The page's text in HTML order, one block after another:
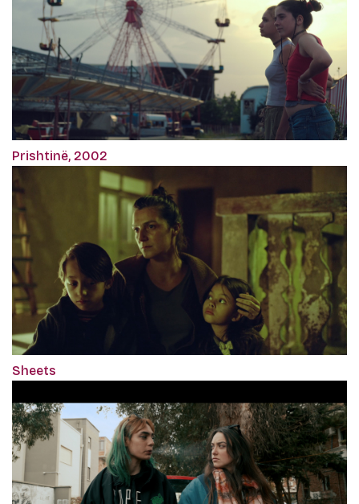
Prishtinë, 2002
Sheets